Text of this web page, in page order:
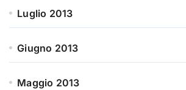
Luglio 2013
Giugno 2013
Maggio 2013